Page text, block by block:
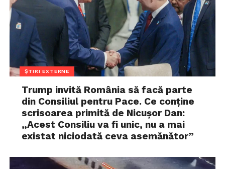
ȘTIRI EXTERNE
Trump invită România să facă parte
din Consiliul pentru Pace. Ce conține
scrisoarea primită de Nicușor Dan:
„Acest Consiliu va fi unic, nu a mai
existat niciodată ceva asemănător”